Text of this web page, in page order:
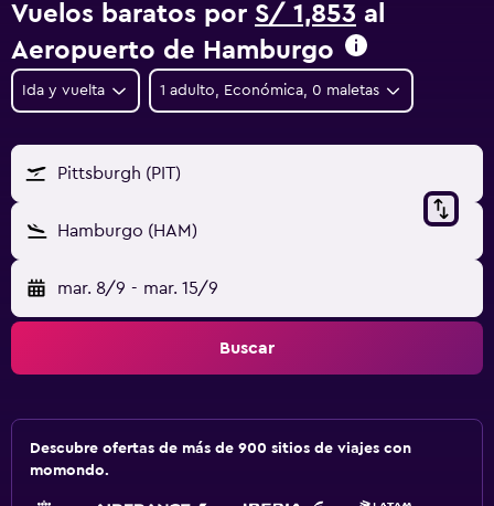
Vuelos baratos por S/ 1,853 al
Aeropuerto de Hamburgo
Ida y vuelta 1 adulto, Económica, 0 maletas
Pittsburgh (PIT)
Hamburgo (HAM)
mar. 8/9 - mar. 15/9
Buscar
Descubre ofertas de más de 900 sitios de viajes con
momondo.